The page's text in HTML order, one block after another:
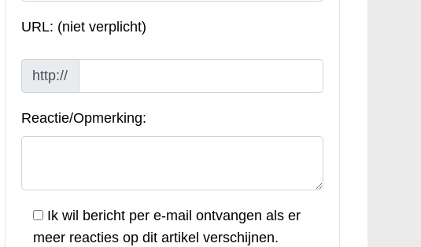
URL: (niet verplicht)
http://
Reactie/Opmerking:
Ik wil bericht per e-mail ontvangen als er
meer reacties op dit artikel verschijnen.